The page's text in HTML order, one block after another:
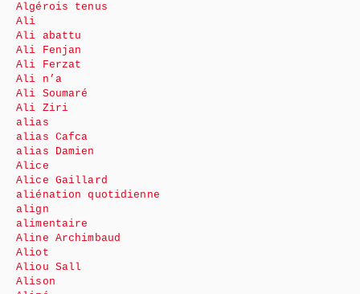
Algérois tenus
Ali
Ali abattu
Ali Fenjan
Ali Ferzat
Ali n’a
Ali Soumaré
Ali Ziri
alias
alias Cafca
alias Damien
Alice
Alice Gaillard
aliénation quotidienne
align
alimentaire
Aline Archimbaud
Aliot
Aliou Sall
Alison